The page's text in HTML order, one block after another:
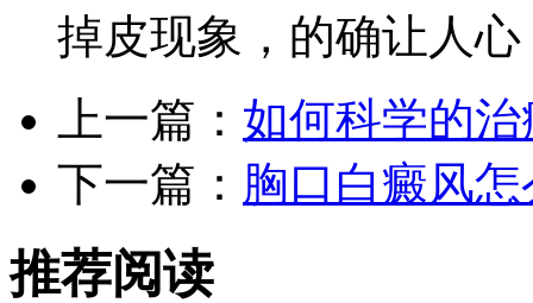
掉皮现象，的确让人心
上一篇： 如何科学的
下一篇： 胸口白癜风
推荐阅读